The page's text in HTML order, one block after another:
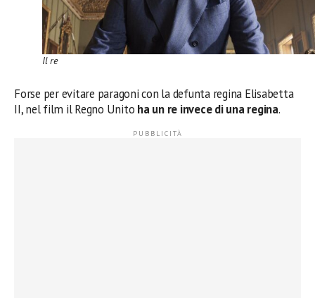
Il re
Forse per evitare paragoni con la defunta regina Elisabetta
II, nel film il Regno Unito ha un re invece di una regina.